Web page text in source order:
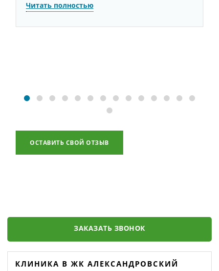
Читать полностью
ОСТАВИТЬ СВОЙ ОТЗЫВ
ЗАКАЗАТЬ ЗВОНОК
КЛИНИКА В ЖК АЛЕКСАНДРОВСКИЙ